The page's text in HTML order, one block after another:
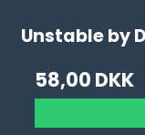
Unstable by
58,00 DKK